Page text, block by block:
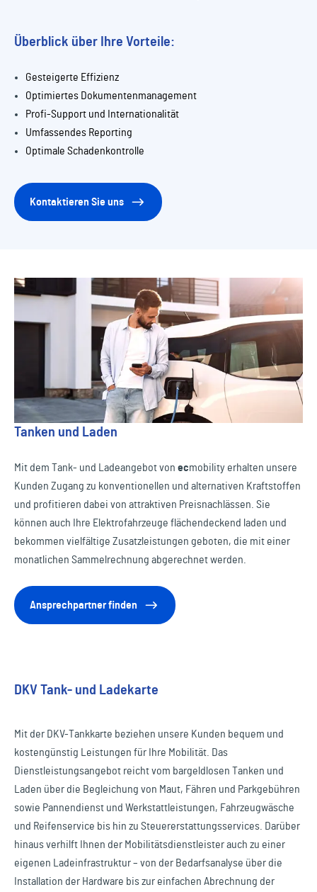
Überblick über Ihre Vorteile:
Gesteigerte Effizienz
Optimiertes Dokumentenmanagement
Profi-Support und Internationalität
Umfassendes Reporting
Optimale Schadenkontrolle
Kontaktieren Sie uns
Tanken und Laden
Mit dem Tank- und Ladeangebot von ecmobility erhalten unsere
Kunden Zugang zu konventionellen und alternativen Kraftstoffen
und profitieren dabei von attraktiven Preisnachlässen. Sie
können auch Ihre Elektrofahrzeuge flächendeckend laden und
bekommen vielfältige Zusatzleistungen geboten, die mit einer
monatlichen Sammelrechnung abgerechnet werden.
Ansprechpartner finden
DKV Tank- und Ladekarte
Mit der DKV-Tankkarte beziehen unsere Kunden bequem und
kostengünstig Leistungen für Ihre Mobilität. Das
Dienstleistungsangebot reicht vom bargeldlosen Tanken und
Laden über die Begleichung von Maut, Fähren und Parkgebühren
sowie Pannendienst und Werkstattleistungen, Fahrzeugwäsche
und Reifenservice bis hin zu Steuererstattungsservices. Darüber
hinaus verhilft Ihnen der Mobilitätsdienstleister auch zu einer
eigenen Ladeinfrastruktur – von der Bedarfsanalyse über die
Installation der Hardware bis zur einfachen Abrechnung der